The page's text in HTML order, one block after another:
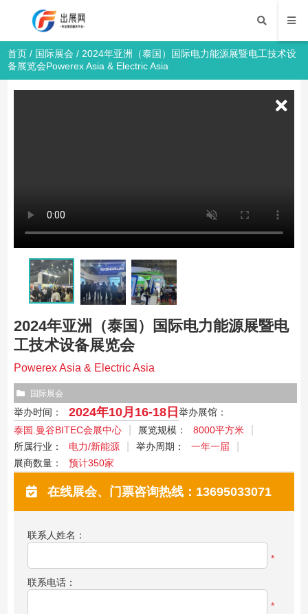
首页 / 国际展会 / 2024年亚洲（泰国）国际电力能源展暨电工技术设
备展览会Powerex Asia & Electric Asia
2024年亚洲（泰国）国际电力能源展暨电
工技术设备展览会
Powerex Asia & Electric Asia
国际展会
举办时间： 2024年10月16-18日 举办展馆：
泰国.曼谷BITEC会展中心
展览规模：
8000平方米
所属行业：
电力/新能源 举办周期：
一年一届
展商数量：
预计350家
在线展会、门票咨询热线：13695033071
联系人姓名：
*
联系电话：
*